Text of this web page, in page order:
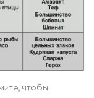
чтобы